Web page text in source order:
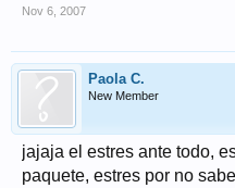
Nov 6, 2007
Paola C.
New Member
jajaja el estres ante todo,
paquete, estres por no